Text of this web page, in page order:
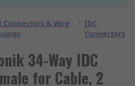
Connectors & Wire
/ IDC
Connectors
34-Way IDC
for Cable, 2